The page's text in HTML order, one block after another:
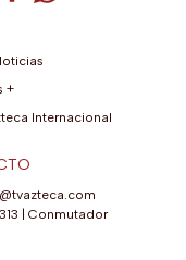
+
Internacional
| Conmutador